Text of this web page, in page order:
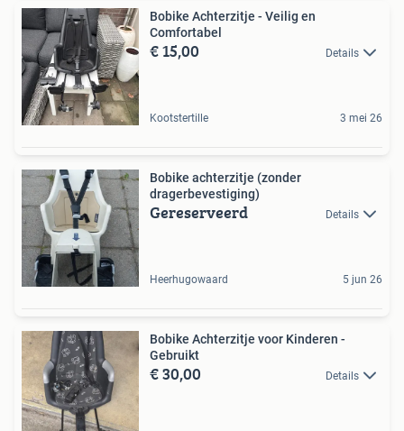
Bobike Achterzitje - Veilig en
Comfortabel
€ 15,00 Details
Kootstertille 3 mei 26
Bobike achterzitje (zonder
dragerbevestiging)
Gereserveerd Details
Heerhugowaard 5 jun 26
Bobike Achterzitje voor Kinderen -
Gebruikt
€ 30,00 Details